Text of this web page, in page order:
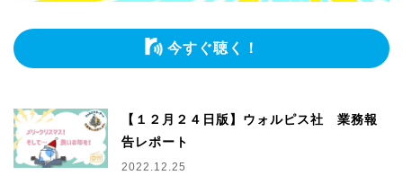
今すぐ聴く！
【１２月２４日版】ウォルピス社 業務報
告レポート
2022.12.25